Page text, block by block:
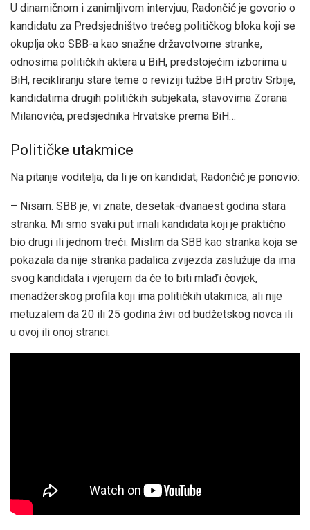
U dinamičnom i zanimljivom intervjuu, Radončić je govorio o
kandidatu za Predsjedništvo trećeg političkog bloka koji se
okuplja oko SBB-a kao snažne državotvorne stranke,
odnosima političkih aktera u BiH, predstojećim izborima u
BiH, recikliranju stare teme o reviziji tužbe BiH protiv Srbije,
kandidatima drugih političkih subjekata, stavovima Zorana
Milanovića, predsjednika Hrvatske prema BiH…
Političke utakmice
Na pitanje voditelja, da li je on kandidat, Radončić je ponovio:
– Nisam. SBB je, vi znate, desetak-dvanaest godina stara
stranka. Mi smo svaki put imali kandidata koji je praktično
bio drugi ili jednom treći. Mislim da SBB kao stranka koja se
pokazala da nije stranka padalica zvijezda zaslužuje da ima
svog kandidata i vjerujem da će to biti mlađi čovjek,
menadžerskog profila koji ima političkih utakmica, ali nije
metuzalem da 20 ili 25 godina živi od budžetskog novca ili
u ovoj ili onoj stranci.